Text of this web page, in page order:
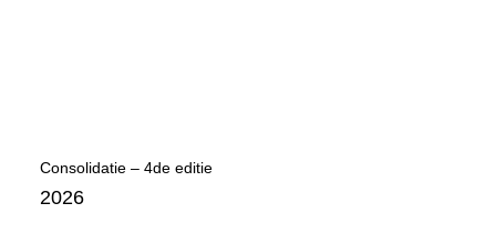
Consolidatie – 4de editie
2026